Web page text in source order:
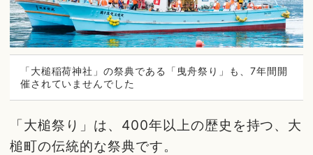
「大槌稲荷神社」の祭典である「曳舟祭り」も、7年間開
催されていませんでした
「大槌祭り」は、400年以上の歴史を持つ、大
槌町の伝統的な祭典です。